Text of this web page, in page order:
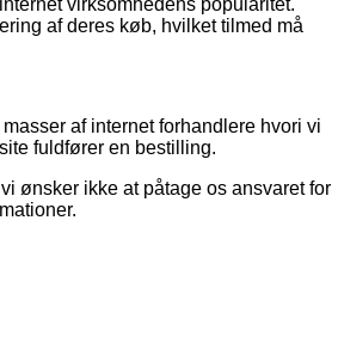
af deres køb, hvilket tilmed må
af internet forhandlere hvori vi
fuldfører en bestilling.
ønsker ikke at påtage os ansvaret for